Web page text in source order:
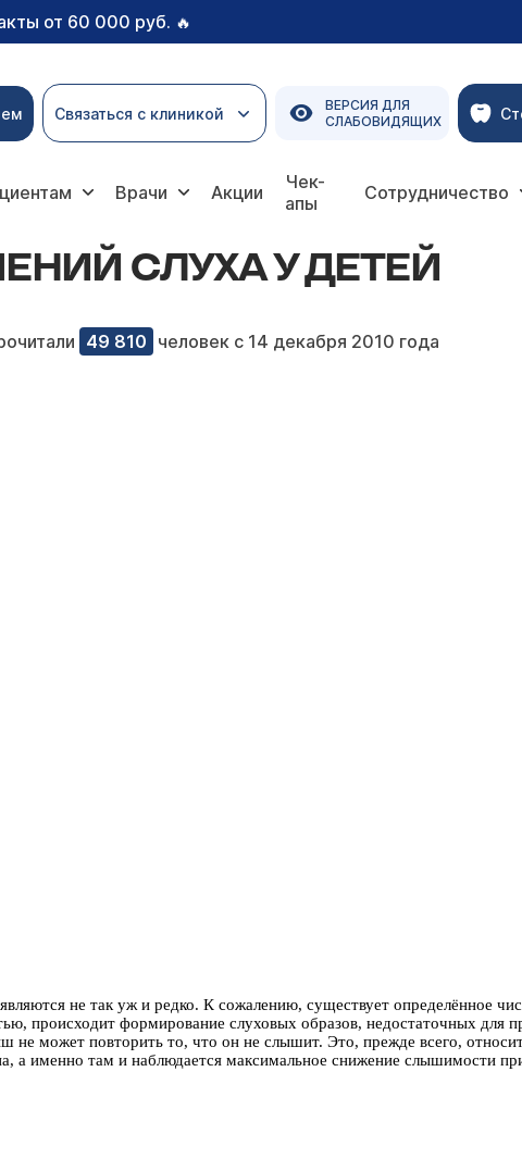
от 60 000 руб. 🔥
Связаться с клиникой
ВЕРСИЯ ДЛЯ
СЛАБОВИДЯЩИХ
Врачи Акции
Чек-
апы
Сотрудничество
СЛУХА У ДЕТЕЙ
49 810 человек с 14 декабря 2010 года
не так уж и редко. К сожалению, существует определённое
происходит формирование слуховых образов, недостаточных для
не может повторить то, что он не слышит. Это, прежде всего,
а именно там и наблюдается максимальное снижение слышимости